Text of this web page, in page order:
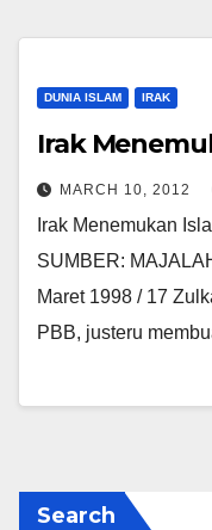
DUNIA ISLAM IRAK
Irak
MARCH 10, 2012
Irak Menemukan
SUMBER:
Maret 1998 / 17
PBB, justeru
Search